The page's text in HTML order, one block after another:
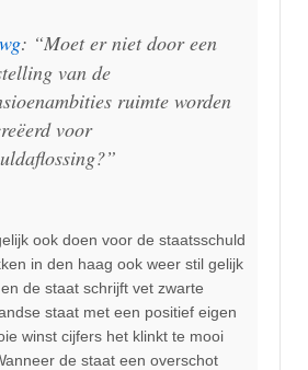
: “Moet er niet door een
van de
ruimte worden
voor
ook doen voor de staatsschuld
in den haag ook weer stil gelijk
de staat schrijft vet zwarte
staat met een positief eigen
winst cijfers het klinkt te mooi
de staat een overschot